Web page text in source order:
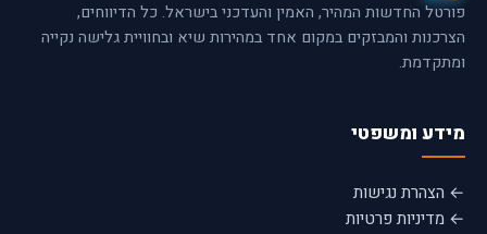
פורטל החדשות המהיר, האמין והעדכני בישראל. כל הדיווחים,
הצרכנות והמבזקים במקום אחד במהירות שיא ובחוויית גלישה נקייה
ומתקדמת.
מידע ומשפטי
← הצהרת נגישות
← מדיניות פרטיות